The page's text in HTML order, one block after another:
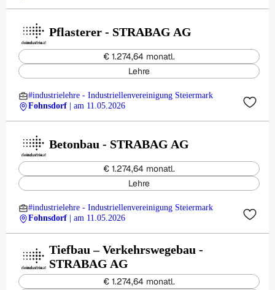
Pflasterer - STRABAG AG
€ 1.274,64 monatl.
Lehre
#industrielehre - Industriellenvereinigung Steiermark
Fohnsdorf
| am 11.05.2026
Betonbau - STRABAG AG
€ 1.274,64 monatl.
Lehre
#industrielehre - Industriellenvereinigung Steiermark
Fohnsdorf
| am 11.05.2026
Tiefbau – Verkehrswegebau -
STRABAG AG
€ 1.274,64 monatl.